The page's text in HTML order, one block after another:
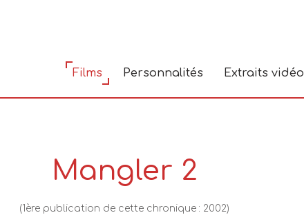
Films Personnalités Extraits vidéo
Mangler 2
(1ère publication de cette chronique : 2002)